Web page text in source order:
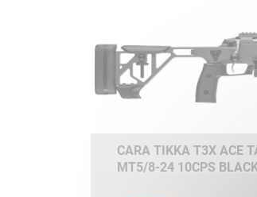
CARA TIKKA T3X ACE
MT5/8-24 10CPS